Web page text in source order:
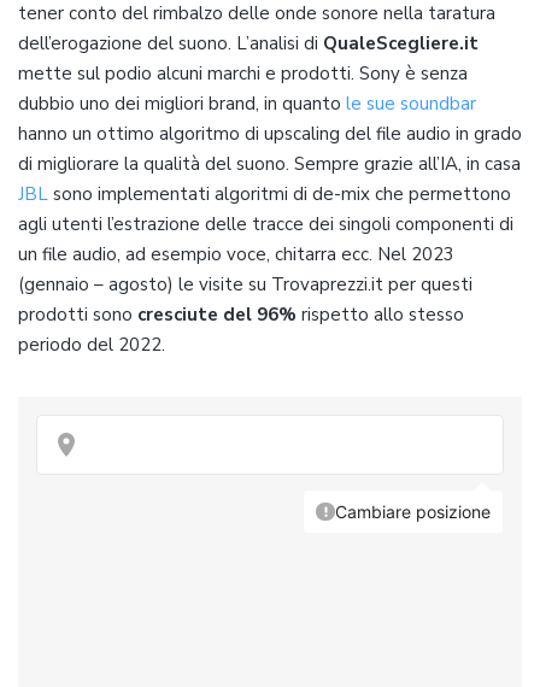
tener conto del rimbalzo delle onde sonore nella taratura
dell’erogazione del suono. L’analisi di QualeScegliere.it
mette sul podio alcuni marchi e prodotti. Sony è senza
dubbio uno dei migliori brand, in quanto le sue soundbar
hanno un ottimo algoritmo di upscaling del file audio in grado
di migliorare la qualità del suono. Sempre grazie all’IA, in casa
JBL sono implementati algoritmi di de-mix che permettono
agli utenti l’estrazione delle tracce dei singoli componenti di
un file audio, ad esempio voce, chitarra ecc. Nel 2023
(gennaio – agosto) le visite su Trovaprezzi.it per questi
prodotti sono cresciute del 96% rispetto allo stesso
periodo del 2022.